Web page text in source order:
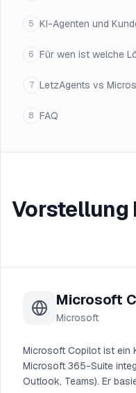
5 KI-Agenten und
6 Für wen ist welche
7 LetzAgents vs
8 FAQ
Vorstellung
Microsoft
Microsoft
Microsoft Copilot ist ein
Microsoft 365-Suite
Outlook, Teams). Er